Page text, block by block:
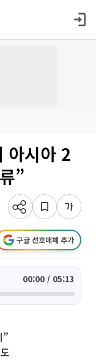
아시아 2
”
구글 선호매체 추가
00:00 / 05:13
”